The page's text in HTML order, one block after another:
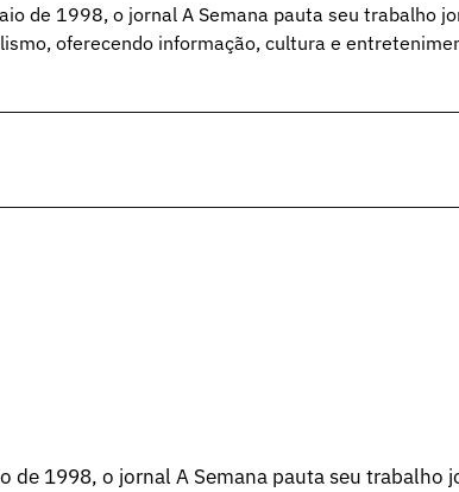
de 1998, o jornal A Semana pauta seu trabalho
oferecendo informação, cultura e
de 1998, o jornal A Semana pauta seu trabalho